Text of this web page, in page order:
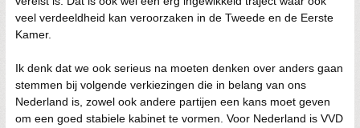
veel verdeeldheid kan veroorzaken in de Tweede en de Eerste
Kamer.
Ik denk dat we ook serieus na moeten denken over anders gaan
stemmen bij volgende verkiezingen die in belang van ons
Nederland is, zowel ook andere partijen een kans moet geven
om een goed stabiele kabinet te vormen. Voor Nederland is VVD